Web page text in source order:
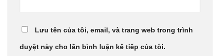
Lưu tên của tôi, email, và trang web trong trình
duyệt này cho lần bình luận kế tiếp của tôi.